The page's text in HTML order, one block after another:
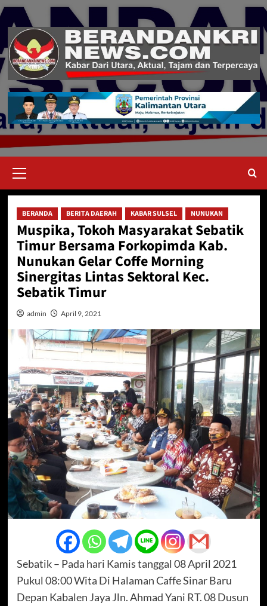
Skip
content
Menu
BERANDA BERITA DAERAH KABAR SULSEL NUNUKAN
Muspika, Tokoh Masyarakat Sebatik
Timur Bersama Forkopimda Kab.
Nunukan Gelar Coffe Morning
Sinergitas Lintas Sektoral Kec.
Sebatik Timur
admin April 9, 2021
Sebatik – Pada hari Kamis tanggal 08 April 2021
Pukul 08:00 Wita Di Halaman Caffe Sinar Baru
Depan Kabalen Jaya Jln. Ahmad Yani RT. 08 Dusun